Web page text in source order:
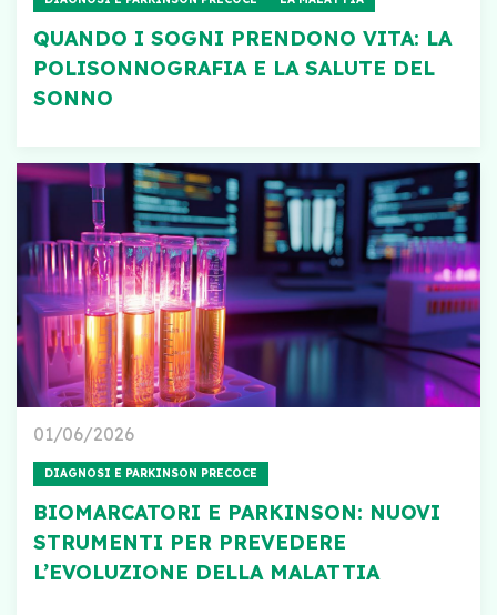
QUANDO I SOGNI PRENDONO VITA: LA
POLISONNOGRAFIA E LA SALUTE DEL
SONNO
01/06/2026
DIAGNOSI E PARKINSON PRECOCE
BIOMARCATORI E PARKINSON: NUOVI
STRUMENTI PER PREVEDERE
L’EVOLUZIONE DELLA MALATTIA